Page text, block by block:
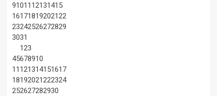
91011 12131415
16171819202122
23242526272829
3031
123
45678910
11 121314151617
18192021222324
252627282930